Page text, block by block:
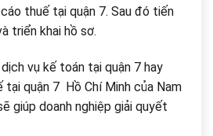
thuế tại quận 7. Sau đó tiến
triển khai hồ sơ.
vụ kế toán tại quận 7 hay
tại quận 7 Hồ Chí Minh của Nam
giúp doanh nghiệp giải quyết